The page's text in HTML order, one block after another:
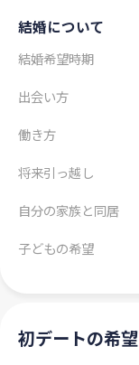
結婚について
結婚希望時期
出会い方
働き方
将来引っ越し
自分の家族と同居
子どもの希望
初デートの希望